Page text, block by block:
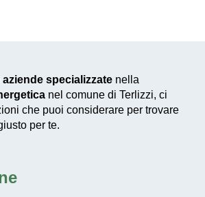
aziende specializzate nella
nel comune di Terlizzi, ci
che puoi considerare per trovare
per te.